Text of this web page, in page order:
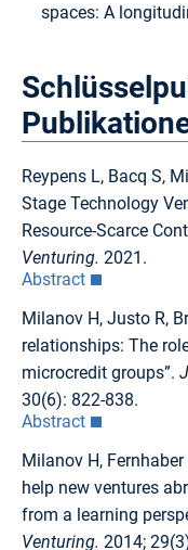
spaces: A
Reypens L, Bacq S,
Stage Technology
Resource-Scarce
Venturing. 2021.
Abstract
Milanov H, Justo R,
relationships: The
microcredit groups”.
30(6): 822-838.
Abstract
Milanov H,
help new ventures
from a learning
Venturing. 2014;